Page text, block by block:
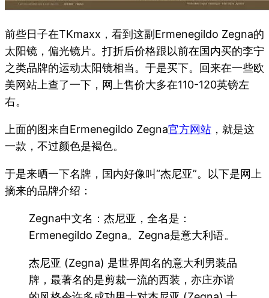
前些日子在TKmaxx，看到这副Ermenegildo Zegna的
太阳镜，偏光镜片。打折后价格跟以前在国内买的李宁
之类品牌的运动太阳镜相当。于是买下。回来在一些欧
美网站上查了一下，网上售价大多在110-120英镑左
右。
上面的图来自Ermenegildo Zegna官方网站 ，就是这
一款，不过颜色是褐色。
于是来晒一下名牌，国内好像叫“杰尼亚”。以下是网上
摘来的品牌介绍：
Zegna中文名：杰尼亚，全名是：
Ermenegildo Zegna。Zegna是意大利语。
杰尼亚 (Zegna) 是世界闻名的意大利男装品
牌，最著名的是剪裁一流的西装，亦庄亦谐